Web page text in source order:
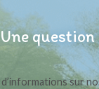
Une question
sur